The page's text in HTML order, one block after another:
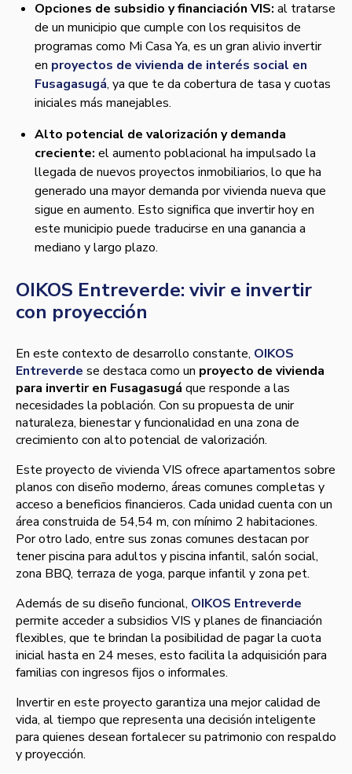
Opciones de subsidio y financiación VIS: al tratarse
de un municipio que cumple con los requisitos de
programas como Mi Casa Ya, es un gran alivio invertir
en proyectos de vivienda de interés social en
Fusagasugá, ya que te da cobertura de tasa y cuotas
iniciales más manejables.
Alto potencial de valorización y demanda
creciente: el aumento poblacional ha impulsado la
llegada de nuevos proyectos inmobiliarios, lo que ha
generado una mayor demanda por vivienda nueva que
sigue en aumento. Esto significa que invertir hoy en
este municipio puede traducirse en una ganancia a
mediano y largo plazo.
OIKOS Entreverde: vivir e invertir
con proyección
En este contexto de desarrollo constante, OIKOS
Entreverde se destaca como un proyecto de vivienda
para invertir en Fusagasugá que responde a las
necesidades la población. Con su propuesta de unir
naturaleza, bienestar y funcionalidad en una zona de
crecimiento con alto potencial de valorización.
Este proyecto de vivienda VIS ofrece apartamentos sobre
planos con diseño moderno, áreas comunes completas y
acceso a beneficios financieros. Cada unidad cuenta con un
área construida de 54,54 m, con mínimo 2 habitaciones.
Por otro lado, entre sus zonas comunes destacan por
tener piscina para adultos y piscina infantil, salón social,
zona BBQ, terraza de yoga, parque infantil y zona pet.
Además de su diseño funcional, OIKOS Entreverde
permite acceder a subsidios VIS y planes de financiación
flexibles, que te brindan la posibilidad de pagar la cuota
inicial hasta en 24 meses, esto facilita la adquisición para
familias con ingresos fijos o informales.
Invertir en este proyecto garantiza una mejor calidad de
vida, al tiempo que representa una decisión inteligente
para quienes desean fortalecer su patrimonio con respaldo
y proyección.